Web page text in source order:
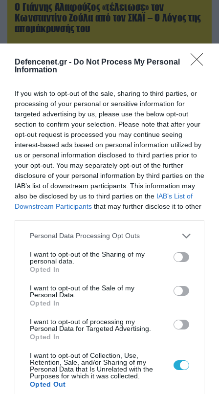
Defencenet.gr - Do Not Process My Personal
Information
If you wish to opt-out of the sale, sharing to third parties, or
processing of your personal or sensitive information for
targeted advertising by us, please use the below opt-out
section to confirm your selection. Please note that after your
opt-out request is processed you may continue seeing
interest-based ads based on personal information utilized by
us or personal information disclosed to third parties prior to
your opt-out. You may separately opt-out of the further
disclosure of your personal information by third parties on the
IAB’s list of downstream participants. This information may
also be disclosed by us to third parties on the IAB’s List of
Downstream Participants that may further disclose it to other
Please note that this website/app uses one or more Google
not limited to your visit or usage behaviour. You may click to
grant or deny consent to Google and its third-party tags to
use your data for below specified purposes in below Google
consent section.
Personal Data Processing Opt Outs
I want to opt-out of the Sharing of my
personal data.
Opted In
I want to opt-out of the Sale of my
Personal Data.
Opted In
I want to opt-out of processing my
Personal Data for Targeted Advertising.
Opted In
I want to opt-out of Collection, Use,
Retention, Sale, and/or Sharing of my
Personal Data that Is Unrelated with the
Purposes for which it was collected.
Opted Out
Ο Γιάννης Αλαφούζος «τέλειωσε» τον
Κωνσταντίνο Ζούλα από τον ΣΚΑΪ – Ο λόγος της
απομάκρυνσής του
07.08.2026 | 19:02
Απετράπη το εγχείρημα Ουκρανών για
αντεπίθεση στο Κολομίγτσι: Δείτε το πριν & το
μετά της προσπάθειάς τους (βίντεο)
07.08.2026 | 23:02
«Μούδιασε» η Naftogaz που βλέπει κρύο
χειμώνα στο Κίεβο: Οι Ρώσοι διέλυσαν 7
εγκαταστάσεις του ουκρανικού κολοσσού!